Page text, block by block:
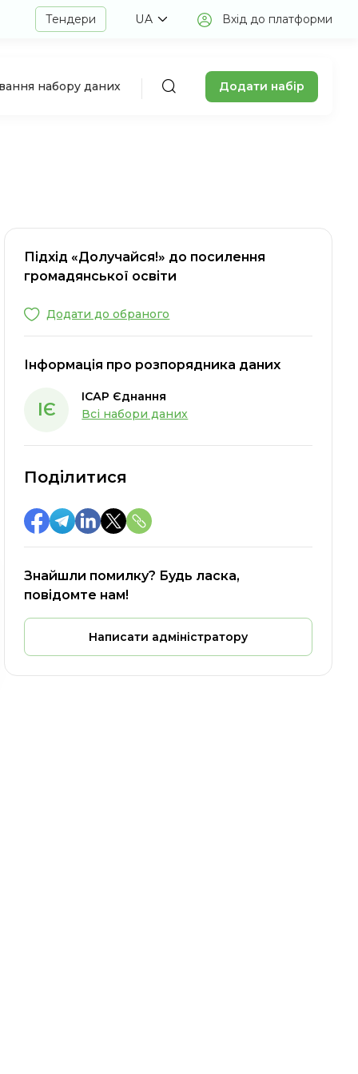
Тендери UA Вхід до платформи
набору даних Додати набір
Підхід «Долучайся!» до посилення
громадянської освіти
Додати до обраного
Інформація про розпорядника даних
ІЄ
ІСАР Єднання
Всі набори даних
Поділитися
Знайшли помилку? Будь ласка,
повідомте нам!
Написати адміністратору